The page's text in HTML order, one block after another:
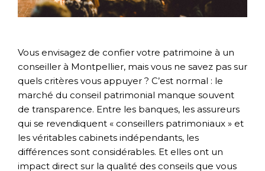
Vous envisagez de confier votre patrimoine à un
conseiller à Montpellier, mais vous ne savez pas sur
quels critères vous appuyer ? C’est normal : le
marché du conseil patrimonial manque souvent
de transparence. Entre les banques, les assureurs
qui se revendiquent « conseillers patrimoniaux » et
les véritables cabinets indépendants, les
différences sont considérables. Et elles ont un
impact direct sur la qualité des conseils que vous